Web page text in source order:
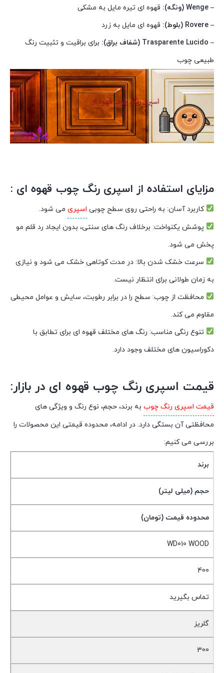
– Wenge (ونگه):
قهوه ای تیره مایل به مشکی
– Rovere (بلوط):
قهوه ای مایل به زرد
– Trasparente Lucido (شفاف براق):
برای براقیت و تثبیت رنگ
طبیعی چوب
مزایای استفاده از اسپری رنگ چوب قهوه ای :
کاربرد آسان: به راحتی روی سطح چوبی اسپریمی شود.
پوشش یکنواخت: برخلاف رنگ های سنتی، بدون ایجاد رد قلم مو
پخش می شود.
سرعت خشک شدن بالا: در مدت کوتاهی خشک می شود و نیازی
به زمان طولانی برای انتظار نیست.
محافظت از چوب: سطح را در برابر رطوبت، سایش و عوامل محیطی
مقاوم می کند.
تنوع رنگی مناسب: رنگ های مختلف قهوه ای برای تطابق با
دکوراسیون های مختلف وجود دارد.
قیمت اسپری رنگ چوب قهوه ای در بازار:
قیمت اسپری رنگ چوب به برند، حجم، نوع رنگ و ویژگی های
محافظتی آن بستگی دارد. در ادامه، محدوده قیمتی این محصولات را
بررسی می کنیم:
برند
حجم (میلی لیتر)
محدوده قیمت (تومان)
WD010 WOOD
400
تماس بگیرید
گلریز
300